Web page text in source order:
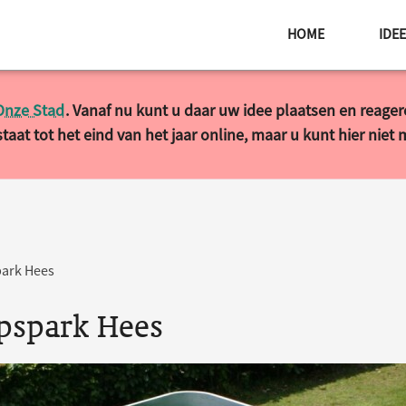
HOME
Stad. Vanaf nu kunt u daar uw idee plaatsen en
tot het eind van het jaar online, maar u kunt hier niet
Hees
Hees